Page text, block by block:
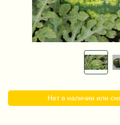
Нет в наличии или